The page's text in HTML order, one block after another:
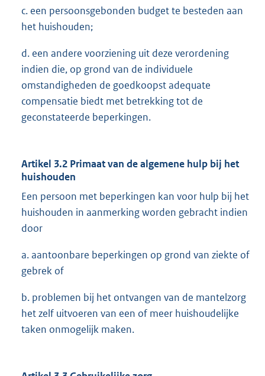
c. een persoonsgebonden budget te besteden aan
het huishouden;
d. een andere voorziening uit deze verordening
indien die, op grond van de individuele
omstandigheden de goedkoopst adequate
compensatie biedt met betrekking tot de
geconstateerde beperkingen.
Artikel 3.2 Primaat van de algemene hulp bij het
huishouden
Een persoon met beperkingen kan voor hulp bij het
huishouden in aanmerking worden gebracht indien
door
a. aantoonbare beperkingen op grond van ziekte of
gebrek of
b. problemen bij het ontvangen van de mantelzorg
het zelf uitvoeren van een of meer huishoudelijke
taken onmogelijk maken.